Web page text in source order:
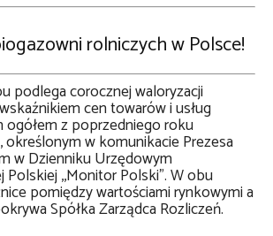
rolniczych w Polsce!
podlega corocznej waloryzacji
cen towarów i usług
z poprzedniego roku
określonym w komunikacie Prezesa
w Dzienniku Urzędowym
,,Monitor Polski”. W obu
pomiędzy wartościami rynkowymi a
Spółka Zarządca Rozliczeń.